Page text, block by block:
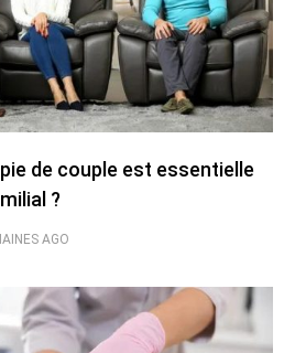
de couple est essentielle
?
AGO